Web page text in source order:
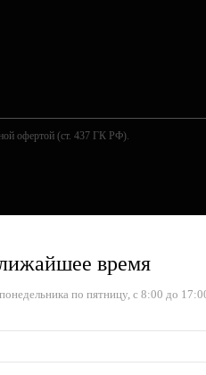
офертой (ст. 437 ГК РФ).
время
по пятницу, с 8:00 до